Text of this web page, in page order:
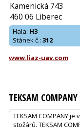
Kamenická 743
460 06 Liberec
Hala: H3
Stánek č.: 312
www.liaz-uav.com
TEKSAM COMPANY
TEKSAM COMPANY
stožárů. TEKSAM